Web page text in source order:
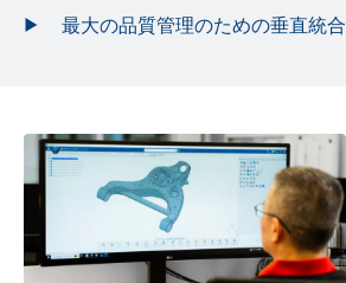
最大の品質管理のための垂直統合